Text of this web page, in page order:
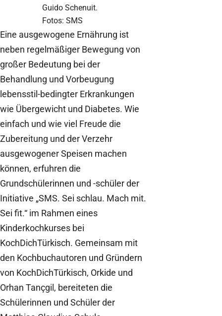
Guido Schenuit.
Fotos: SMS
Eine ausgewogene Ernährung ist
neben regelmäßiger Bewegung von
großer Bedeutung bei der
Behandlung und Vorbeugung
lebensstil-bedingter Erkrankungen
wie Übergewicht und Diabetes. Wie
einfach und wie viel Freude die
Zubereitung und der Verzehr
ausgewogener Speisen machen
können, erfuhren die
Grundschülerinnen und -schüler der
Initiative „SMS. Sei schlau. Mach mit.
Sei fit.“ im Rahmen eines
Kinderkochkurses bei
KochDichTürkisch. Gemeinsam mit
den Kochbuchautoren und Gründern
von KochDichTürkisch, Orkide und
Orhan Tançgil, bereiteten die
Schülerinnen und Schüler der